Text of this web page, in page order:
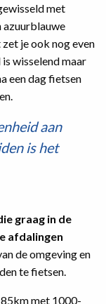
met
azuurblauwe
je ook nog even
wisselend maar
een dag fietsen
aan
is het
graag in de
afdalingen
de omgeving en
te fietsen.
85km met 1000-